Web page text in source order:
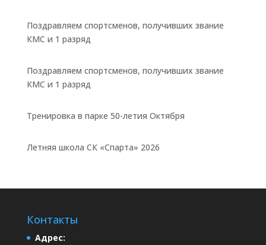
Поздравляем спортсменов, получивших звание
КМС и 1 разряд
Поздравляем спортсменов, получивших звание
КМС и 1 разряд
Тренировка в парке 50-летия Октября
Летняя школа СК «Спарта» 2026
Контакты
Адрес: